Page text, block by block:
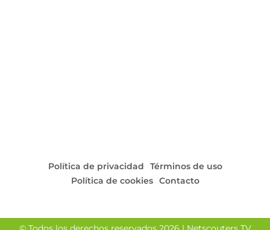
Política de privacidad
Términos de uso
Política de cookies Contacto